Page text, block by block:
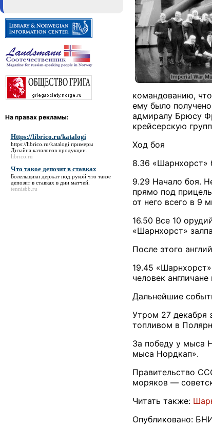
На правах рекламы:
Https://librico.ru/katalogi
https://librico.ru/katalogi примеры
Дизайна каталогов продукции.
librico.ru
Что такое депозит в ставках
Болельщики держат под рукой что такое
депозит в ставках в дни матчей.
tennisbb.ru
командованию,
ему было
адмиралу Брюсу
крейсерскую
Ход боя
8.36 «Шарнхорст»
9.29 Начало боя.
прямо под
от него всего в 9
16.50 Все 10
«Шарнхорст»
После этого
19.45
человек
Дальнейшие
Утром 27 декабря
топливом в
За победу у мыса
мыса Нордкап».
Правительство
моряков —
Читать также:
Опубликовано: